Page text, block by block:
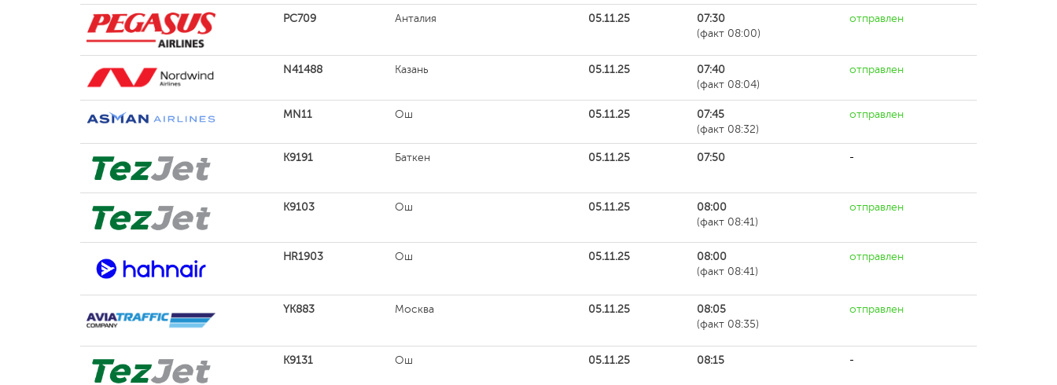
PC709 Анталия 05.11.25
07:30
(факт 08:00)
отправлен
N41488 Казань 05.11.25
07:40
(факт 08:04)
отправлен
MN11 Ош 05.11.25
07:45
(факт 08:32)
отправлен
K9191 Баткен 05.11.25 07:50 -
K9103 Ош 05.11.25
08:00
(факт 08:41)
отправлен
HR1903 Ош 05.11.25
08:00
(факт 08:41)
отправлен
YK883 Москва 05.11.25
08:05
(факт 08:35)
отправлен
K9131 Ош 05.11.25 08:15 -